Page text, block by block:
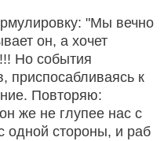
"Мы вечно
он, а хочет
Но события
приспосабливаясь к
Повторяю:
же не глупее нас с
одной стороны, и раб